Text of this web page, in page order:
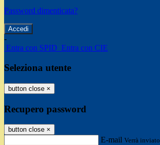
Password dimenticata?
-
Entra con SPID Entra con CIE
Seleziona utente
button close ×
Recupero password
button close ×
E-mail Verrà